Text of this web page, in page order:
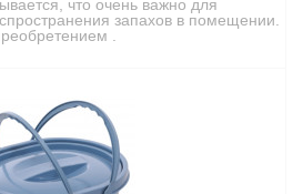
что очень важно для
запахов в помещении.
.